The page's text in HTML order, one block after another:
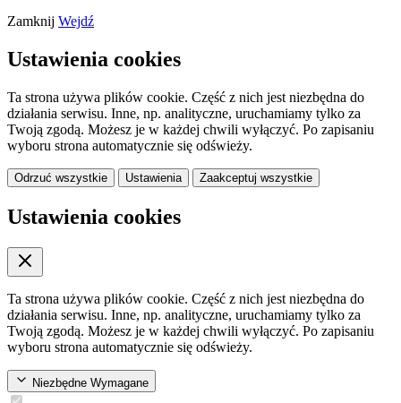
Zamknij Wejdź
Ustawienia cookies
Ta strona używa plików cookie. Część z nich jest niezbędna do
działania serwisu. Inne, np. analityczne, uruchamiamy tylko za
Twoją zgodą. Możesz je w każdej chwili wyłączyć. Po zapisaniu
wyboru strona automatycznie się odświeży.
Odrzuć wszystkie Ustawienia Zaakceptuj wszystkie
Ustawienia cookies
Ta strona używa plików cookie. Część z nich jest niezbędna do
działania serwisu. Inne, np. analityczne, uruchamiamy tylko za
Twoją zgodą. Możesz je w każdej chwili wyłączyć. Po zapisaniu
wyboru strona automatycznie się odświeży.
Niezbędne Wymagane